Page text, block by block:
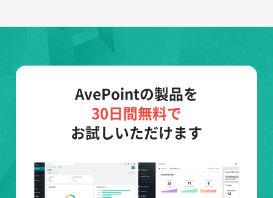
AvePointの製品を
30日間無料で
お試しいただけます